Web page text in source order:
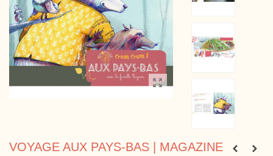
VOYAGE AUX PAYS-BAS | MAGAZINE